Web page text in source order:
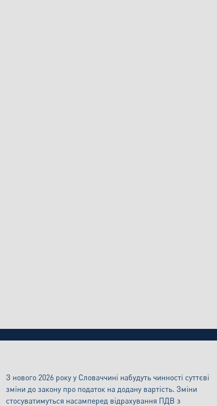
З нового 2026 року у Словаччині набудуть чинності суттєві
зміни до закону про податок на додану вартість. Зміни
стосуватимуться насамперед відрахування ПДВ з